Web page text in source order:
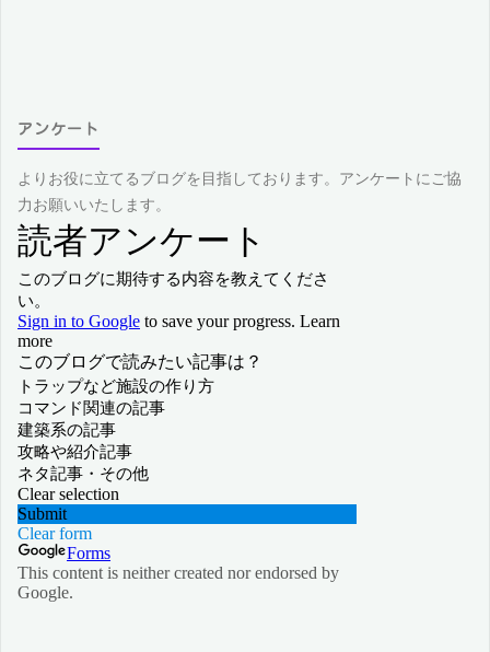
アンケート
よりお役に立てるブログを目指しております。アンケートにご協
力お願いいたします。